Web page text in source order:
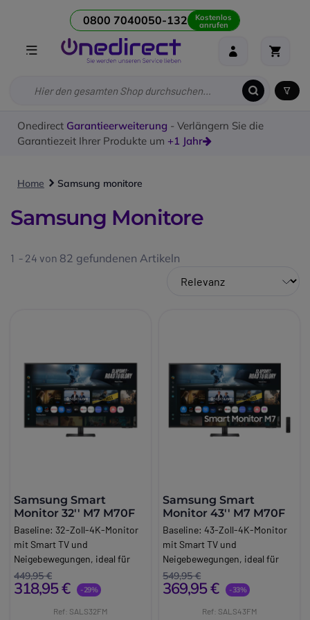
0800 7040050-132 Kostenlos
anrufen
Onedirect Garantieerweiterung - Verlängern Sie die
Garantiezeit Ihrer Produkte um +1 Jahr
Home Samsung monitore
Samsung Monitore
1 - 24 von 82 gefundenen Artikeln
Samsung Smart
Monitor 32'' M7 M70F
Baseline: 32-Zoll-4K-Monitor
mit Smart TV und
Neigebewegungen, ideal für
moderne Arbeitsplätze und
hochwertiges Streaming.
Long_description:
449,95 €
318,95 € -29%
Ref: SALS32FM
Samsung Smart
Monitor 43'' M7 M70F
Baseline:43-Zoll-4K-Monitor
mit Smart TV und
Neigebewegungen, ideal für
moderne Arbeitsplätze und
hochwertiges Streaming.
Long_description:
549,95 €
369,95 € -33%
Ref: SALS43FM